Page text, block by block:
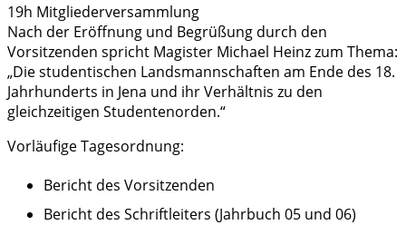
19h Mitgliederversammlung
Nach der Eröffnung und Begrüßung durch den
Vorsitzenden spricht Magister Michael Heinz zum Thema:
„Die studentischen Landsmannschaften am Ende des 18.
Jahrhunderts in Jena und ihr Verhältnis zu den
gleichzeitigen Studentenorden.“
Vorläufige Tagesordnung:
Bericht des Vorsitzenden
Bericht des Schriftleiters (Jahrbuch 05 und 06)